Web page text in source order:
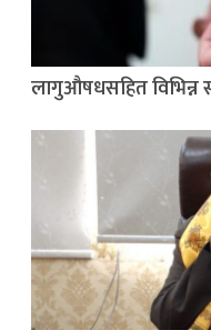
लागुऔषधसहित विभिन्न